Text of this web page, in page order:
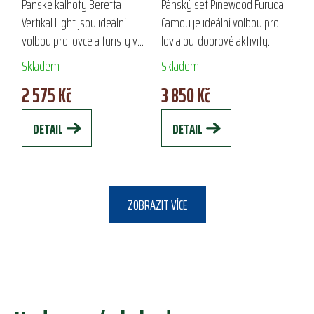
Pánské kalhoty Beretta
Vertikal Light jsou ideální
volbou pro lovce a turisty v
náročném horském terénu.
Vyrobené z vysoce
prodyšného a 4směrně
strečového nylonu,
poskytují...
Skladem
2 575 Kč
DETAIL
Pánský set Pinewood Furudal
Camou je ideální volbou pro
lov a outdoorové aktivity.
Vyrobený z odolného
polyesteru s ekologickou
impregnací Bionic Finish® Eco,
nabízí volný střih...
Skladem
3 850 Kč
DETAIL
ZOBRAZIT VÍCE